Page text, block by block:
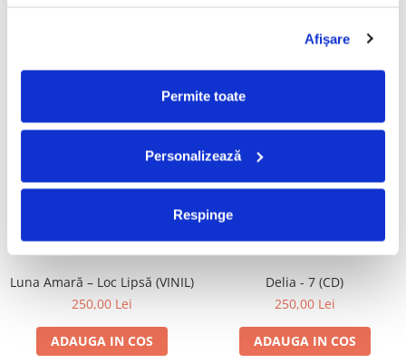
Afişare
Permite toate
Personalizează
Respinge
Electrecord, (Disc Vinil)
189,00 Lei
Fugees - The Score (CD)
Cargo- Spiritus Sanctus (Editie
Aniversara) (Disc Vinil)
150,00 Lei
Luna Amară – Loc Lipsă (VINIL)
250,00 Lei
ADAUGA IN COS
Delia - 7 (CD)
250,00 Lei
ADAUGA IN COS